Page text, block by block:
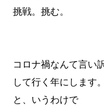
挑戦。挑む。
コロナ禍なんて言い
して行く年にします。
と、いうわけで